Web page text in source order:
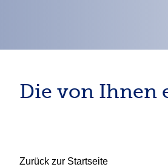
Die von Ihnen
Zurück zur Startseite